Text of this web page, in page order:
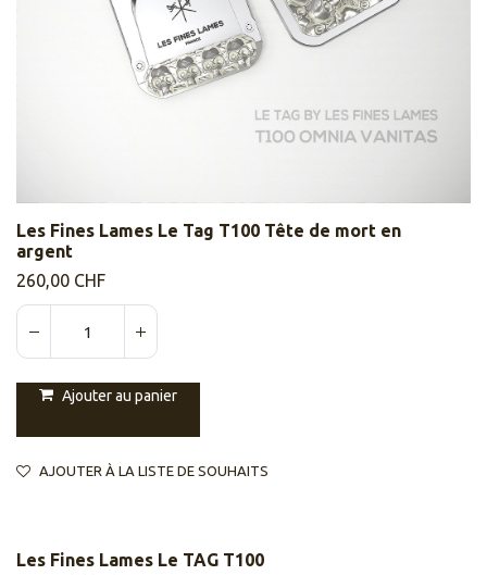
Les Fines Lames Le Tag T100 Tête de mort en
argent
260,00 CHF
Ajouter au panier
AJOUTER À LA LISTE DE SOUHAITS
Les Fines Lames Le TAG T100